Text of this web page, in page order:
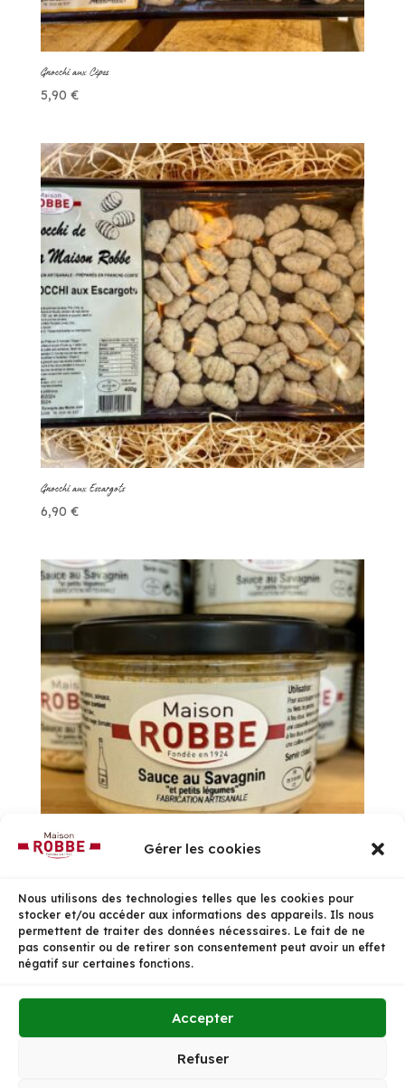
Gérer les cookies
Nous utilisons des technologies telles que les cookies pour
stocker et/ou accéder aux informations des appareils. Ils nous
permettent de traiter des données nécessaires. Le fait de ne
pas consentir ou de retirer son consentement peut avoir un effet
négatif sur certaines fonctions.
Accepter
Refuser
Gnocchi aux Cèpes
5,90 €
Gnocchi aux Escargots
6,90 €
Sauce au Savagnin
3,90€
Politique de confidentialité
Conditions Générales de Vente